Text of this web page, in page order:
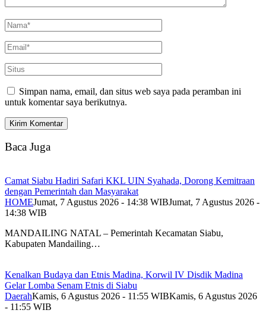
Simpan nama, email, dan situs web saya pada peramban ini
untuk komentar saya berikutnya.
Baca Juga
Camat Siabu Hadiri Safari KKL UIN Syahada, Dorong Kemitraan
dengan Pemerintah dan Masyarakat
HOMEJumat, 7 Agustus 2026 - 14:38 WIBJumat, 7 Agustus 2026 -
14:38 WIB
MANDAILING NATAL – Pemerintah Kecamatan Siabu,
Kabupaten Mandailing…
Kenalkan Budaya dan Etnis Madina, Korwil IV Disdik Madina
Gelar Lomba Senam Etnis di Siabu
DaerahKamis, 6 Agustus 2026 - 11:55 WIBKamis, 6 Agustus 2026
- 11:55 WIB